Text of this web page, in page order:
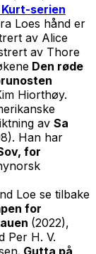
serien
Loes hånd er
av Alice
av Thore
Den røde
Hiorthøy.
av Sa
Han har
for
Loe se tilbake
for
(2022),
Per H. V.
Gutta på